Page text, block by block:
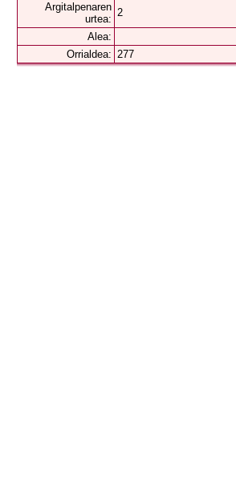
Argitalpenaren
urtea:
2
Alea:
Orrialdea: 277